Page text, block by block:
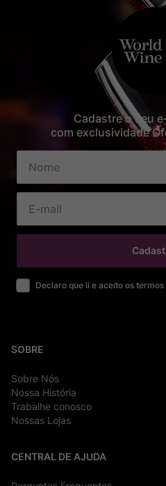
Cadastre o seu
com exclusividade
Declaro que li e aceito os
SOBRE
Sobre Nós
Nossa História
Trabalhe conosco
Nossas Lojas
CENTRAL DE AJUDA